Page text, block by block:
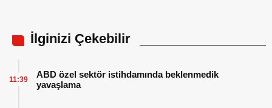
İlginizi Çekebilir
ABD özel sektör istihdamında beklenmedik
yavaşlama
11:39